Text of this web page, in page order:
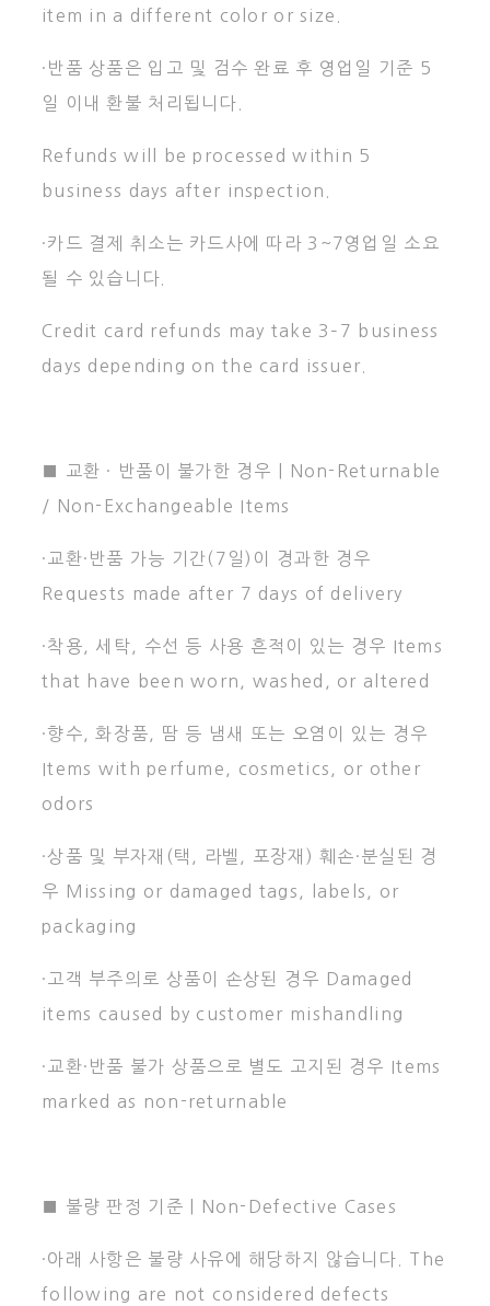
item in a different color or size.
·반품 상품은 입고 및 검수 완료 후 영업일 기준 5
일 이내 환불 처리됩니다.
Refunds will be processed within 5
business days after inspection.
·카드 결제 취소는 카드사에 따라 3~7영업일 소요
될 수 있습니다.
Credit card refunds may take 3–7 business
days depending on the card issuer.
■ 교환 · 반품이 불가한 경우 | Non-Returnable
/ Non-Exchangeable Items
·교환·반품 가능 기간(7일)이 경과한 경우
Requests made after 7 days of delivery
·착용, 세탁, 수선 등 사용 흔적이 있는 경우 Items
that have been worn, washed, or altered
·향수, 화장품, 땀 등 냄새 또는 오염이 있는 경우
Items with perfume, cosmetics, or other
odors
·상품 및 부자재(택, 라벨, 포장재) 훼손·분실된 경
우 Missing or damaged tags, labels, or
packaging
·고객 부주의로 상품이 손상된 경우 Damaged
items caused by customer mishandling
·교환·반품 불가 상품으로 별도 고지된 경우 Items
marked as non-returnable
■ 불량 판정 기준 | Non-Defective Cases
·아래 사항은 불량 사유에 해당하지 않습니다. The
following are not considered defects